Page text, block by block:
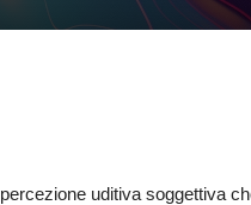
uditiva soggettiva